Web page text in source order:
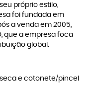
próprio estilo,
foi fundada em
a venda em 2005,
que a empresa foca
global.
e cotonete/pincel